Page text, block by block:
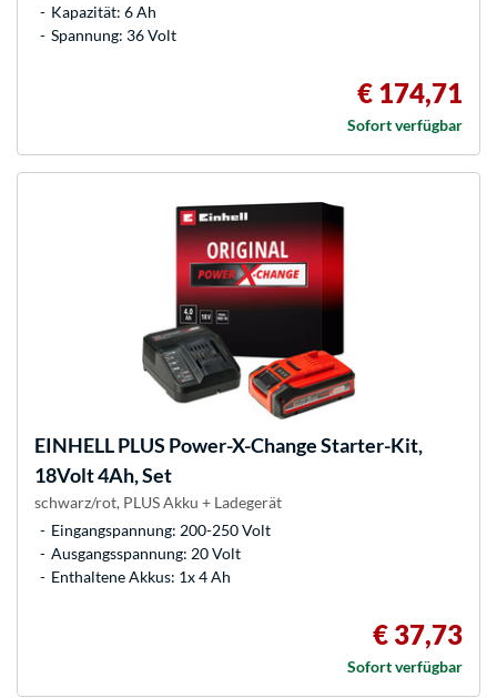
Kapazität: 6 Ah
Spannung: 36 Volt
€ 174,71
Sofort verfügbar
EINHELLPLUS Power-X-Change Starter-Kit,
18Volt 4Ah, Set
schwarz/rot, PLUS Akku + Ladegerät
Eingangspannung: 200-250 Volt
Ausgangsspannung: 20 Volt
Enthaltene Akkus: 1x 4 Ah
€ 37,73
Sofort verfügbar